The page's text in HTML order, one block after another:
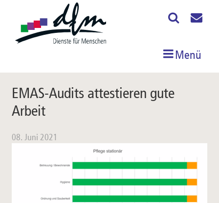
Menü
EMAS-Audits attestieren gute
Arbeit
08. Juni 2021